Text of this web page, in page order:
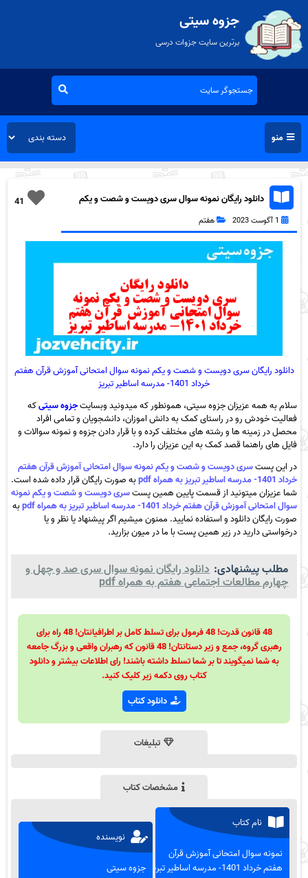
جزوه سیتی
برترین سایت جزوات درسی
منو
41
دانلود رایگان نمونه سوال سری دویست و شصت و یکم
قرآن هفتم به همراه pdf
1 آگوست 2023 هفتم
دانلود رایگان سری دویست و شصت و یکم نمونه سوال امتحانی آموزش قرآن هفتم
خرداد 1401- مدرسه اساطیر تبریز
سلام به همه عزیزان جزوه سیتی، همونطور که میدونید وبسایتجزوه سیتیکه
فعالیت خودش رو در راستای کمک به دانش اموزان، دانشجویان و تمامی افراد
محصل در زمینه ها و رشته های مختلف کرده و با قرار دادن جزوه و نمونه سوالات و
فایل های راهنما قصد کمک به این عزیزان را دارد.
در این پستسری دویست و شصت و یکم نمونه سوال امتحانی آموزش قرآن هفتم
خرداد 1401- مدرسه اساطیر تبریز به همراه pdf
به صورت رایگان قرار داده شده است.
شما عزیزان میتونید از قسمت پایین همین پستسری دویست و شصت و یکم نمونه
سوال امتحانی آموزش قرآن هفتم خرداد 1401- مدرسه اساطیر تبریز به همراه pdf
به
صورت رایگان دانلود و استفاده نمایید. ممنون میشیم اگر پیشنهاد یا نظر و یا
درخواستی دارید در زیر همین پست با ما در میون بزارید.
مطلب پیشنهادی: دانلود رایگان نمونه سوال سری صد و چهل و
چهارم مطالعات اجتماعی هفتم به همراه pdf
48 قانون قدرت! 48 فرمول برای تسلط کامل بر اطرافیانتان! 48 راه برای
رهبری گروه، جمع و زیر دستانتان! 48 قانون که رهبران واقعی و بزرگ جامعه
به شما نمیگویند تا بر شما تسلط داشته باشند! رای اطلاعات بیشتر و دانلود
کتاب روی دکمه زیر کلیک کنید.
دانلود کتاب
تبلیغات
مشخصات کتاب
نام کتاب
نمونه سوال امتحانی آموزش قرآن
هفتم خرداد 1401- مدرسه اساطیر تبریز
نویسنده
جزوه سیتی